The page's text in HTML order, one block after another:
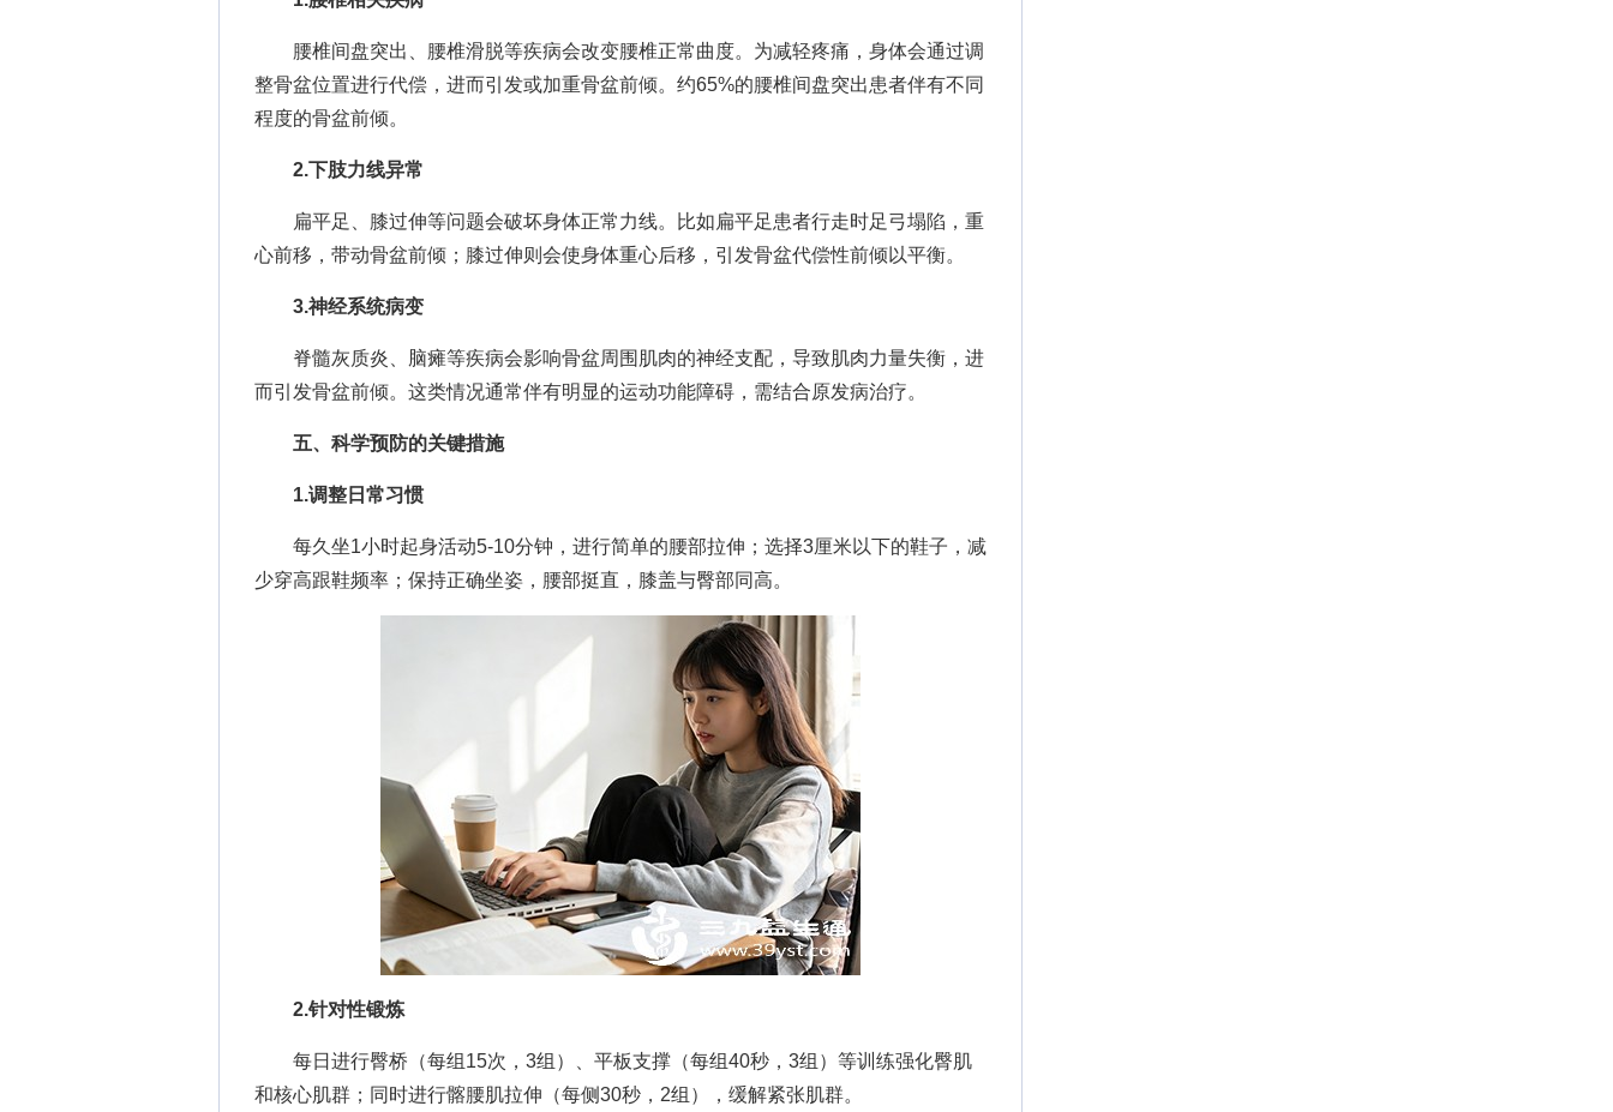
腰椎间盘突出、腰椎滑脱等疾病会改变腰椎正常曲度。为减轻疼痛，身体会通过调
整骨盆位置进行代偿，进而引发或加重骨盆前倾。约65%的腰椎间盘突出患者伴有不同
程度的骨盆前倾。
2.下肢力线异常
扁平足、膝过伸等问题会破坏身体正常力线。比如扁平足患者行走时足弓塌陷，重
心前移，带动骨盆前倾；膝过伸则会使身体重心后移，引发骨盆代偿性前倾以平衡。
3.神经系统病变
脊髓灰质炎、脑瘫等疾病会影响骨盆周围肌肉的神经支配，导致肌肉力量失衡，进
而引发骨盆前倾。这类情况通常伴有明显的运动功能障碍，需结合原发病治疗。
五、科学预防的关键措施
1.调整日常习惯
每久坐1小时起身活动5-10分钟，进行简单的腰部拉伸；选择3厘米以下的鞋子，减
少穿高跟鞋频率；保持正确坐姿，腰部挺直，膝盖与臀部同高。
2.针对性锻炼
每日进行臀桥（每组15次，3组）、平板支撑（每组40秒，3组）等训练强化臀肌
和核心肌群；同时进行髂腰肌拉伸（每侧30秒，2组），缓解紧张肌群。